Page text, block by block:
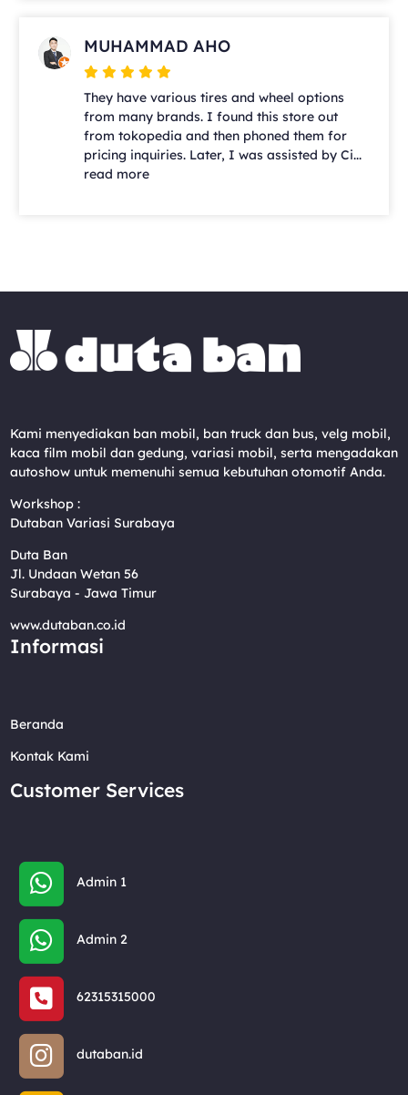
MUHAMMAD AHO
They have various tires and wheel options
from many brands. I found this store out
from tokopedia and then phoned them for
pricing inquiries. Later, I was assisted by Ci...
read more
Kami menyediakan ban mobil, ban truck dan bus, velg mobil,
kaca film mobil dan gedung, variasi mobil, serta mengadakan
autoshow untuk memenuhi semua kebutuhan otomotif Anda.
Workshop :
Dutaban Variasi Surabaya
Duta Ban
Jl. Undaan Wetan 56
Surabaya - Jawa Timur
www.dutaban.co.id
Informasi
Beranda
Kontak Kami
Customer Services
Admin 1
Admin 2
62315315000
dutaban.id